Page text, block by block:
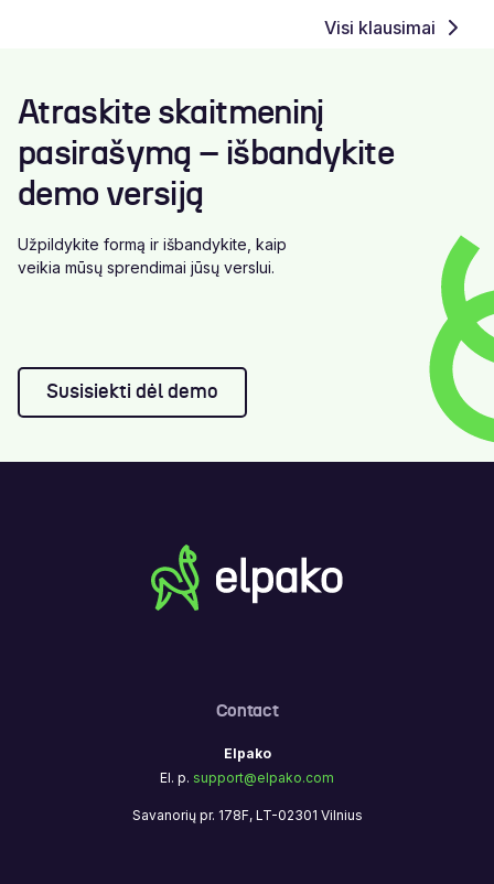
Visi klausimai
Atraskite skaitmeninį
pasirašymą – išbandykite
demo versiją
Užpildykite formą ir išbandykite, kaip
veikia mūsų sprendimai jūsų verslui.
Susisiekti dėl demo
Contact
Elpako
El. p. support@elpako.com
Savanorių pr. 178F, LT-02301 Vilnius